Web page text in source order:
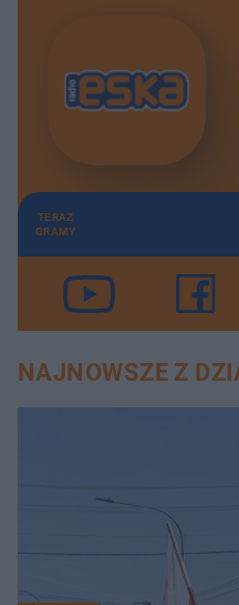
TERAZ
GRAMY
NAJNOWSZE Z